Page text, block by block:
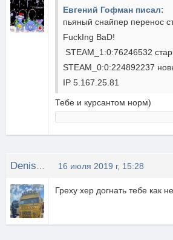
Евгений Гофман писал:
пьяный снайпер перенос
FuckIng BaD!
STEAM_1:0:76246532
STEAM_0:0:224892237
IP 5.167.25.81
Тебе и курсантом норм)
16 июля 2019 г, 15:28
Греху хер догнать тебе как